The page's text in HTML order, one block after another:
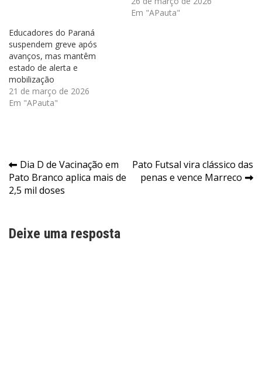
Em "APauta"
Educadores do Paraná
suspendem greve após
avanços, mas mantêm
estado de alerta e
mobilização
21 de março de 2026
Em "APauta"
Navegação
de
Dia D de Vacinação em
Pato Branco aplica mais de
2,5 mil doses
Pato Futsal vira clássico das
penas e vence Marreco
Deixe uma resposta